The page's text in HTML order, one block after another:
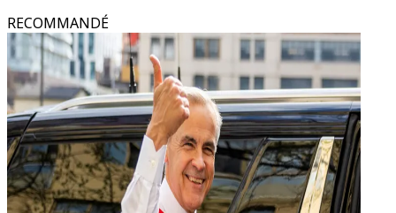
RECOMMANDÉ